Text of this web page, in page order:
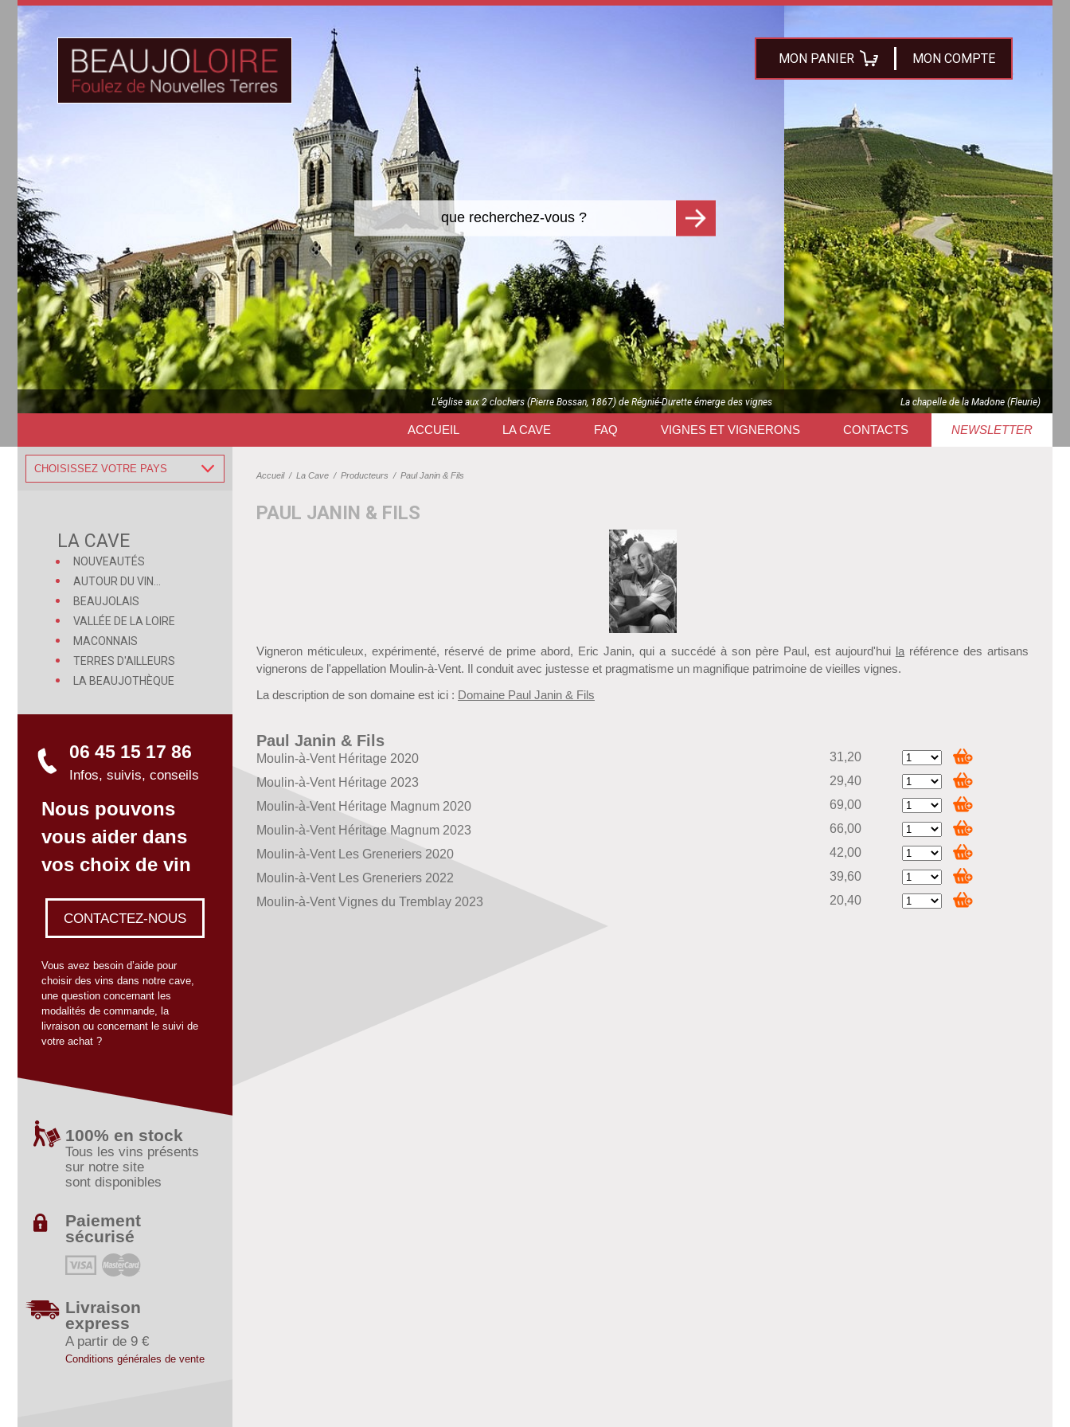
MON PANIER MON COMPTE
L'église aux 2 clochers (Pierre Bossan, 1867) de Régnié-Durette émerge des vignes La chapelle de la Madone (Fleurie)
ACCUEIL LA CAVE FAQ VIGNES ET VIGNERONS CONTACTS NEWSLETTER
CHOISISSEZ VOTRE PAYS
LA CAVE
NOUVEAUTÉS
AUTOUR DU VIN...
BEAUJOLAIS
VALLÉE DE LA LOIRE
MACONNAIS
TERRES D'AILLEURS
LA BEAUJOTHÈQUE
06 45 15 17 86
Infos, suivis, conseils
Nous pouvons
vous aider dans
vos choix de vin
CONTACTEZ-NOUS
Vous avez besoin d’aide pour
choisir des vins dans notre cave,
une question concernant les
modalités de commande, la
livraison ou concernant le suivi de
votre achat ?
100% en stock
Tous les vins présents
sur notre site
sont disponibles
Paiement
sécurisé
Livraison
express
A partir de 9 €
Conditions générales de vente
Accueil/ La Cave / Producteurs / Paul Janin & Fils
PAUL JANIN & FILS
Vigneron méticuleux, expérimenté, réservé de prime abord, Eric Janin, qui a succédé à son père Paul, est aujourd'hui la référence des artisans
vignerons de l'appellation Moulin-à-Vent. Il conduit avec justesse et pragmatisme un magnifique patrimoine de vieilles vignes.
La description de son domaine est ici : Domaine Paul Janin & Fils
Paul Janin & Fils
Moulin-à-Vent Héritage 2020
31,20
Moulin-à-Vent Héritage 2023
29,40
Moulin-à-Vent Héritage Magnum 2020
69,00
Moulin-à-Vent Héritage Magnum 2023
66,00
Moulin-à-Vent Les Greneriers 2020
42,00
Moulin-à-Vent Les Greneriers 2022
39,60
Moulin-à-Vent Vignes du Tremblay 2023
20,40